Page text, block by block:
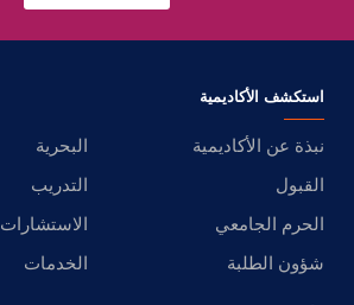
استكشف الأكاديمية
نبذة عن الأكاديمية
البحرية
القبول
التدريب
الحرم الجامعي
الاستشارات
شؤون الطلبة
الخدمات